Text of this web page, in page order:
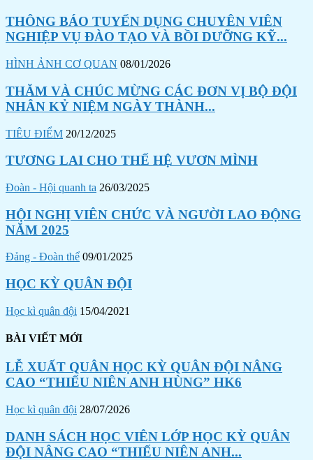
THÔNG BÁO TUYỂN DỤNG CHUYÊN VIÊN
NGHIỆP VỤ ĐÀO TẠO VÀ BỒI DƯỠNG KỸ...
HÌNH ẢNH CƠ QUAN 08/01/2026
THĂM VÀ CHÚC MỪNG CÁC ĐƠN VỊ BỘ ĐỘI
NHÂN KỶ NIỆM NGÀY THÀNH...
TIÊU ĐIỂM 20/12/2025
TƯƠNG LAI CHO THẾ HỆ VƯƠN MÌNH
Đoàn - Hội quanh ta 26/03/2025
HỘI NGHỊ VIÊN CHỨC VÀ NGƯỜI LAO ĐỘNG
NĂM 2025
Đảng - Đoàn thể 09/01/2025
HỌC KỲ QUÂN ĐỘI
Học kì quân đội 15/04/2021
BÀI VIẾT MỚI
LỄ XUẤT QUÂN HỌC KỲ QUÂN ĐỘI NÂNG
CAO “THIẾU NIÊN ANH HÙNG” HK6
Học kì quân đội 28/07/2026
DANH SÁCH HỌC VIÊN LỚP HỌC KỲ QUÂN
ĐỘI NÂNG CAO “THIẾU NIÊN ANH...